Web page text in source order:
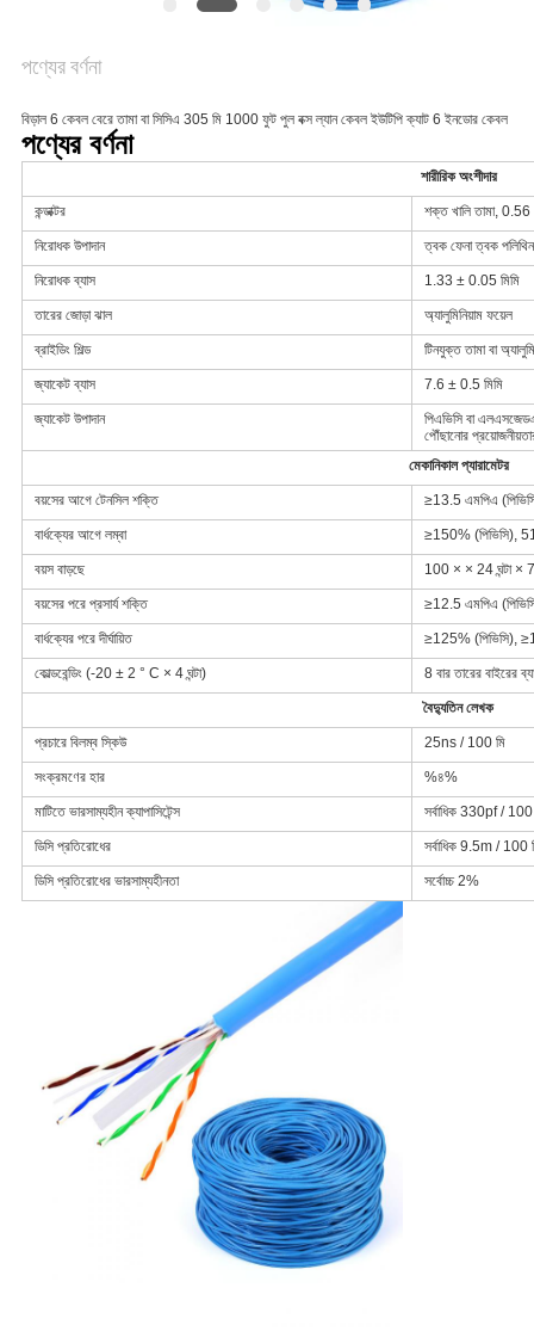
পণ্যের বর্ণনা
বিড়াল 6 কেবল বেরে তামা বা সিসিএ 305 মি 1000 ফুট পুল বক্স ল্যান কেবল ইউটিপি ক্যাট 6 ইনডোর কেবল
পণ্যের বর্ণনা
শারীরিক অংশীদার
কন্ডাক্টর শক্ত খালি তামা,
নিরোধক উপাদান ত্বক ফেনা ত্বক পলিথিন
নিরোধক ব্যাস 1.33 ± 0.05 মিমি
তারের জোড়া ঝাল অ্যালুমিনিয়াম ফয়েল
ব্রাইডিং শিল্ড টিনযুক্ত তামা বা
জ্যাকেট ব্যাস 7.6 ± 0.5 মিমি
জ্যাকেট উপাদান
পিএভিসি বা
পৌঁছানোর
মেকানিকাল প্যারামেটর
বয়সের আগে টেনসিল শক্তি ≥13.5 এমপিএ
বার্ধক্যের আগে লম্বা ≥150% (পিভিসি),
বয়স বাড়ছে 100 × × 24 ঘন্টা × 7
বয়সের পরে প্রসার্য শক্তি ≥12.5 এমপিএ
বার্ধক্যের পরে দীর্ঘায়িত ≥125% (পিভিসি),
কোল্ডবেন্ডিং (-20 ± 2 ° C × 4 ঘন্টা) 8 বার তারের বাইরের
বৈদ্যুতিন লেখক
প্রচারে বিলম্ব স্কিউ 25ns / 100 মি
সংক্রমণের হার %৪%
মাটিতে ভারসাম্যহীন ক্যাপাসিটেন্স সর্বাধিক 330pf / 100
ডিসি প্রতিরোধের সর্বাধিক 9.5m / 100
ডিসি প্রতিরোধের ভারসাম্যহীনতা সর্বোচ্চ 2%